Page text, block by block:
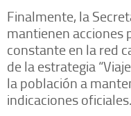
Finalmente, la
mantienen acciones
constante en la red
de la estrategia
la población a
indicaciones oficiales.